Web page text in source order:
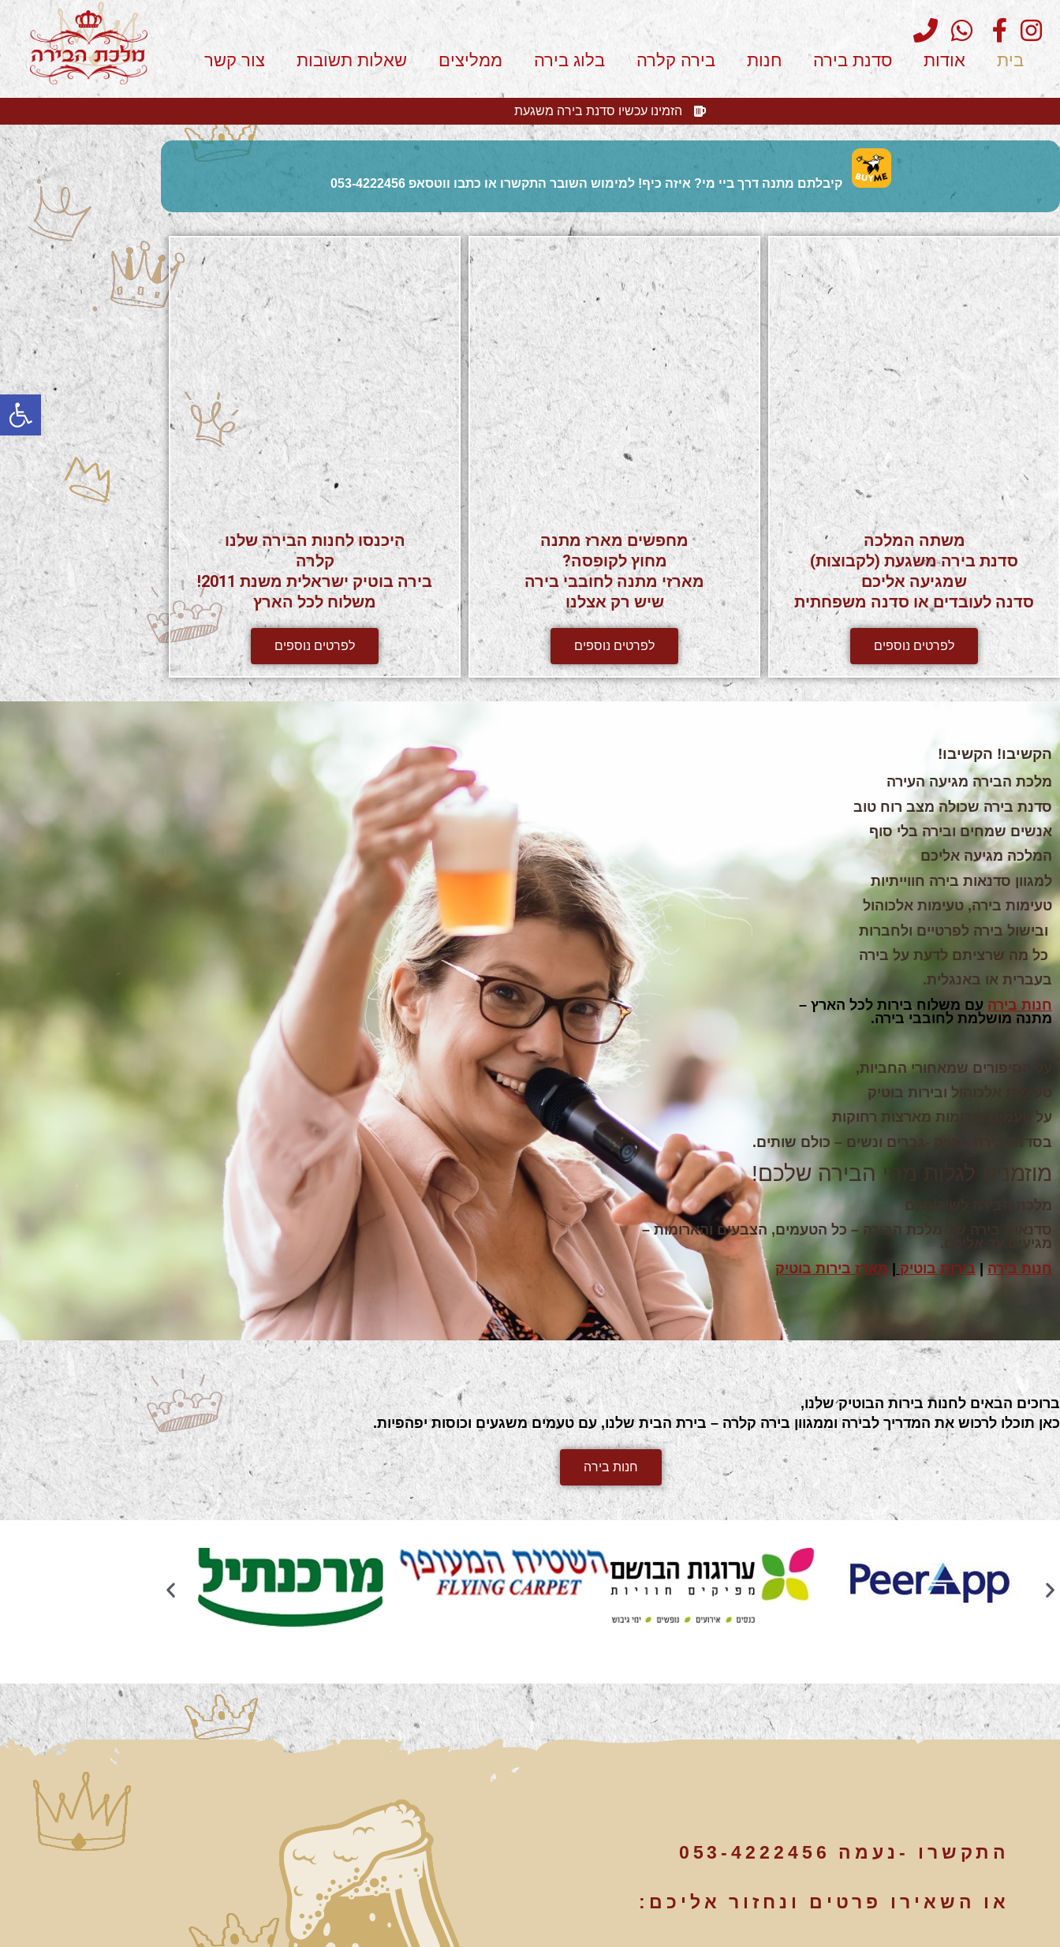
בית אודות סדנת בירה חנות בירה קלרה בלוג בירה ממליצים שאלות תשובות צור קשר
הזמינו עכשיו סדנת בירה משגעת
קיבלתם מתנה דרך ביי מי? איזה כיף! למימוש השובר התקשרו או כתבו ווטסאפ053-4222456
משתה המלכה
סדנת בירה משגעת (לקבוצות)
שמגיעה אליכם
סדנה לעובדים או סדנה משפחתית
לפרטים נוספים
מחפשים מארז מתנה
מחוץ לקופסה?
מארזי מתנה לחובבי בירה
שיש רק אצלנו
לפרטים נוספים
היכנסו לחנות הבירה שלנו
קלרה
בירה בוטיק ישראלית משנת 2011!
משלוח לכל הארץ
לפרטים נוספים
הקשיבו! הקשיבו!
מלכת הבירה מגיעה העירה
סדנת בירה שכולה מצב רוח טוב
אנשים שמחים ובירה בלי סוף
המלכה מגיעה אליכם
למגוון סדנאות בירה חווייתיות
טעימות בירה, טעימות אלכוהול
ובישול בירה לפרטיים ולחברות
כל מה שרציתם לדעת על בירה
בעברית או באנגלית.
חנות בירה עם משלוח בירות לכל הארץ –
מתנה מושלמת לחובבי בירה.
על הסיפורים שמאחורי החביות,
טעימות אלכוהול ובירות בוטיק
על טעמים וארומות מארצות רחוקות
בסדנת בירה בוטיק -גברים ונשים – כולם שותים.
מוזמנים לגלות מהי הבירה שלכם!
מלכת הבירה לשירותכם
סדנאות בירה
של מלכת הבירה – כל הטעמים, הצבעים והארומות –
מגיעים עד אליכם.
חנות בירה|בירות בוטיק | מארז בירות בוטיק
ברוכים הבאים לחנות בירות הבוטיק שלנו,
כאן תוכלו לרכוש את המדריך לבירה וממגוון בירה קלרה – בירת הבית שלנו, עם טעמים משגעים וכוסות יפהפיות.
חנות בירה
התקשרו -נעמה 053-4222456
או השאירו פרטים ונחזור אליכם: